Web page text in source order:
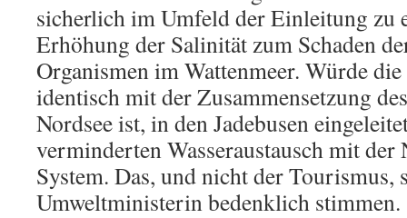
sicherlich im Umfeld der Einleitung zu
Erhöhung der Salinität zum Schaden
Organismen im Wattenmeer. Würde
identisch mit der Zusammensetzung
Nordsee ist, in den Jadebusen
verminderten Wasseraustausch mit
System. Das, und nicht der Tourismus,
Umweltministerin bedenklich stimmen.